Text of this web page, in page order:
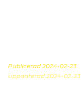
Publicerad 2024-02-23
Uppdaterad 2024-02-23